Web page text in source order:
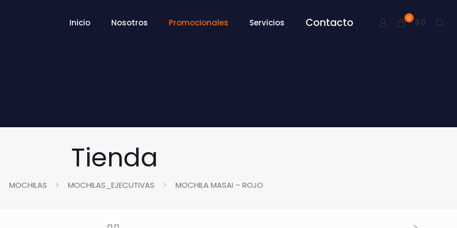
Inicio Nosotros Promocionales Servicios Contacto 0 $0
Tienda
MOCHILAS MOCHILAS_EJECUTIVAS MOCHILA MASAI – ROJO